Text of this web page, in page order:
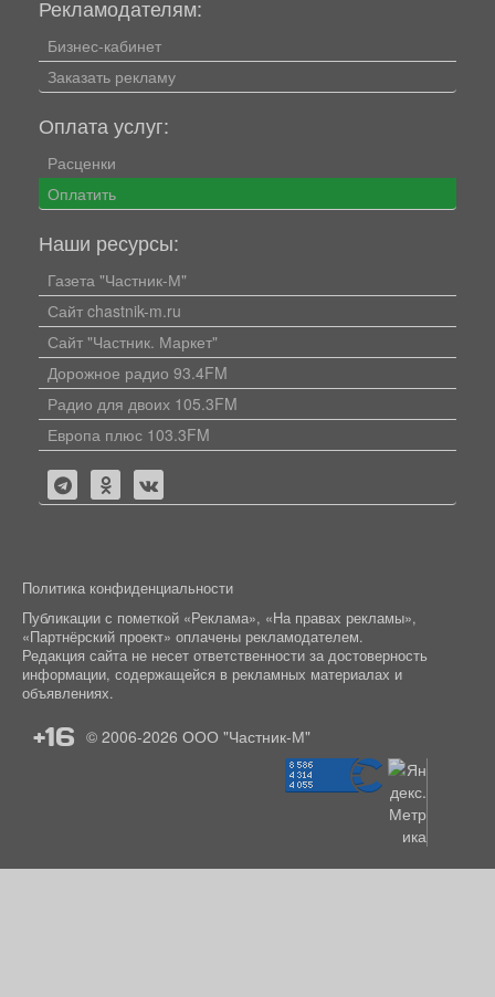
Рекламодателям:
Бизнес-кабинет
Заказать рекламу
Оплата услуг:
Расценки
Оплатить
Наши ресурсы:
Газета "Частник-М"
Сайт chastnik-m.ru
Сайт "Частник. Маркет"
Дорожное радио 93.4FM
Радио для двоих 105.3FM
Европа плюс 103.3FM
Политика конфиденциальности
Публикации с пометкой «Реклама», «На правах рекламы»,
«Партнёрский проект» оплачены рекламодателем.
Редакция сайта не несет ответственности за достоверность
информации, содержащейся в рекламных материалах и
объявлениях.
+16 © 2006-2026 ООО "Частник-М"